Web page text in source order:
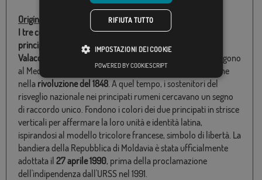
Origine
I tre colori della bandiera sono tratti dagli storifizi dei
principati di Moldavia(tradizionalmente rosso e blu)
Valacchia
(tradizionalmente blu e giallo), le cui radici risalgono
al Medioevo. L'attuale tricolore (blu, giallo, rosso) si impone
nella rivoluzione del 1848 . A quel tempo, i sostenitori del
risveglio nazionale nei principati rumeni cercavano un segno
di raccordo unico. Fondono i colori dei due principati in strisce
verticali per affermare la loro unità e identità latina,
ispirandosi al modello tricolore francese, simbolo di libertà. La
bandiera della Repubblica di Moldavia è stata ufficialmente
adottata il 27 aprile 1990, prima della proclamazione
dell'indipendenza dall'URSS nel 1991.
RIFIUTA TUTTO
IMPOSTAZIONI DEI COOKIE
POWERED BY COOKIESCRIPT